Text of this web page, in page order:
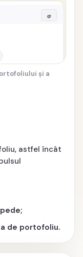
și a
astfel încât
de portofoliu.